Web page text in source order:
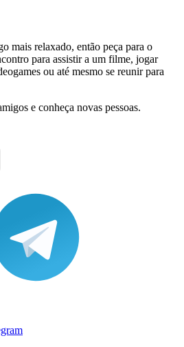
mais relaxado, então peça para o
para assistir a um filme, jogar
ou até mesmo se reunir para
e conheça novas pessoas.